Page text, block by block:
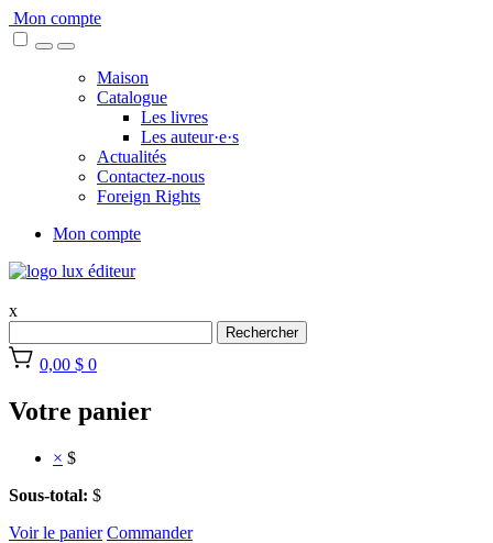
Skip
to
Mon compte
Maison
Catalogue
Les livres
Les auteur·e·s
Actualités
Contactez-nous
Foreign Rights
Mon compte
x
Rechercher
0,00 $ 0
Votre panier
× $
Sous-total: $
Voir le panier Commander